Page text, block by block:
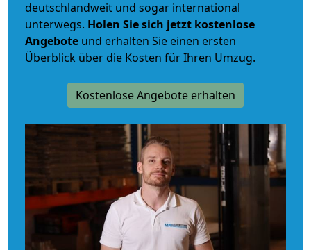
deutschlandweit und sogar international
unterwegs. Holen Sie sich jetzt kostenlose
Angebote und erhalten Sie einen ersten
Überblick über die Kosten für Ihren Umzug.
Kostenlose Angebote erhalten